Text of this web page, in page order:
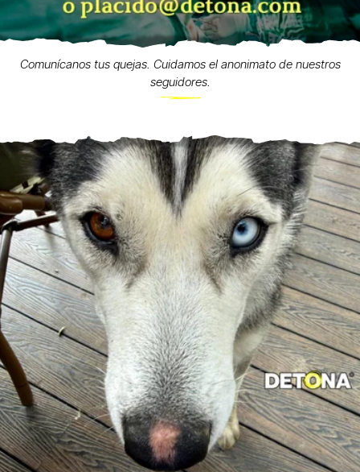
Comunícanos tus quejas. Cuidamos el anonimato de nuestros
seguidores.